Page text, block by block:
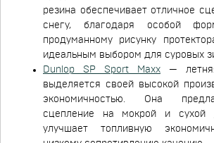
резина обеспечивает отличное
снегу, благодаря особой
продуманному рисунку
идеальным выбором для суровых
Dunlop SP Sport Maxx —
выделяется своей высокой
экономичностью. Она
сцепление на мокрой и сухой
улучшает топливную